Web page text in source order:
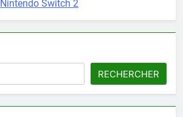
Nintendo Switch 2
RECHERCHER